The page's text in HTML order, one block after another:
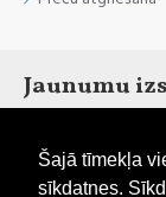
Šajā tīmekļa
sīkdatnes.
Jaunumu
Esi informēts par
izsūtnei